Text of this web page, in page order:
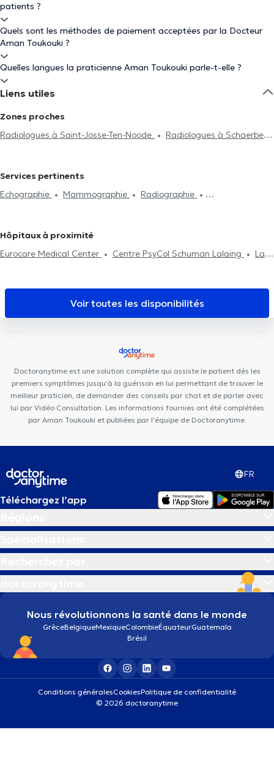
patients ?
Quels sont les méthodes de paiement acceptées par la Docteur
Aman Toukouki ?
Quelles langues la praticienne Aman Toukouki parle-t-elle ?
Liens utiles
Zones proches
Radiologues à Saint-Josse-Ten-Noode
Radiologues à Schaerbeek
Radiologues à Woluwe-Saint-Lambert
Radiologues à Molenbeek-Saint-Jean
Radiologues à Forest
Radiologues à Waterloo
Services pertinents
Echographie
Mammographie
Radiographie
squelettique
Infiltrations articulaires
Hôpitaux à proximité
Eurocare Medical Center
Centre PsyCol Schuman Lalaing
La
Medical Center Belliard
PsychoLudo
Kiné - Ostéo Schuman
BeNomad
European Medical Center
Brussels Dental
KAM Dentaire Saint-Josse
Centre Médical Belliard
Michel-Ange Center
Voir toutes les disponibilités
Doctoranytime est une solution complète qui assiste le patient dès les
premiers symptômes jusqu'à la guérison en lui permettant de trouver le
meilleur praticien, de demander des conseils par chat et de parler avec
lui par Vidéo Consultation. Les informations fournies ont été complétées
par Aman Toukouki et publiées par l'équipe de Doctoranytime.
FR
Téléchargez l’app
Nous révolutionnons la santé dans le monde
GrèceBelgiqueMexiqueColombieÉquateurGuatemala
Brésil
Conditions généralesCookiesPolitique de confidentialité
© 2026 doctoranytime